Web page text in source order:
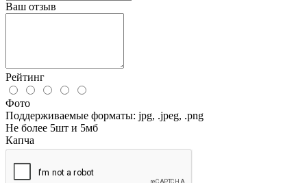
Ваш отзыв
Рейтинг
Фото
Поддерживаемые форматы: jpg, .jpeg, .png
Не более 5шт и 5мб
Капча